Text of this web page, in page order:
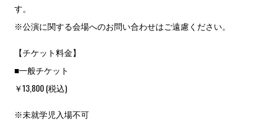
す。
※公演に関する会場へのお問い合わせはご遠慮ください。
【チケット料金】
■一般チケット
￥13,800 (税込)
※未就学児入場不可